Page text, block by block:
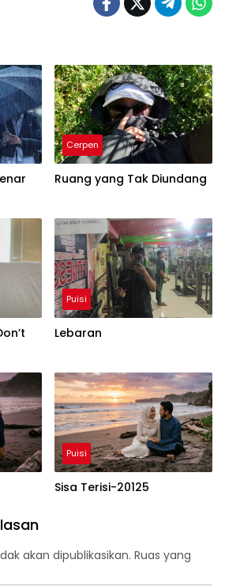
Cerpen
Ruang yang Tak Diundang
Puisi
Lebaran
Puisi
Sisa Terisi-20125
akan dipublikasikan. Ruas yang